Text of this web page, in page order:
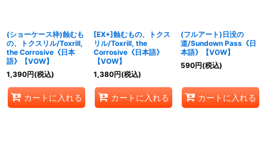
(ショーケース枠)蝕むも
の、トクスリル/Toxrill,
the Corrosive《日本
語》【VOW】
1,390円(税込)
カートに入れる
[EX+]蝕むもの、トクス
リル/Toxrill, the
Corrosive《日本語》
【VOW】
1,380円(税込)
カートに入れる
(フルアート)日没の
道/Sundown Pass《日
本語》【VOW】
590円(税込)
カートに入れる